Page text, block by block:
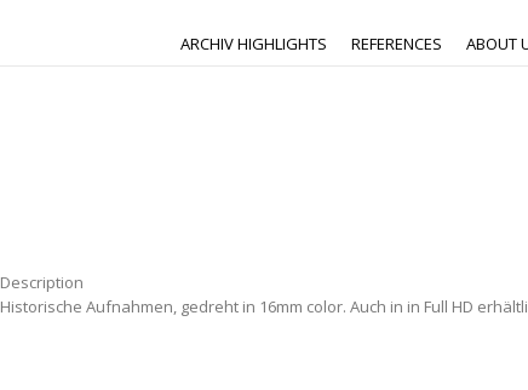
ARCHIV HIGHLIGHTS REFERENCES ABOUT
Description
Historische Aufnahmen, gedreht in 16mm color. Auch in in Full HD